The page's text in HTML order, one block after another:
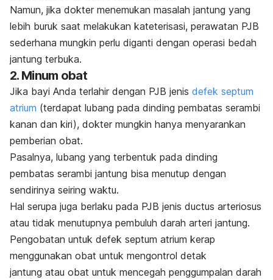
Namun, jika dokter menemukan masalah jantung yang
lebih buruk saat melakukan kateterisasi, perawatan PJB
sederhana mungkin perlu diganti dengan operasi bedah
jantung terbuka.
2. Minum obat
Jika bayi Anda terlahir dengan PJB jenis defek septum
atrium (terdapat lubang pada dinding pembatas serambi
kanan dan kiri), dokter mungkin hanya menyarankan
pemberian obat.
Pasalnya, lubang yang terbentuk pada dinding
pembatas serambi jantung bisa menutup dengan
sendirinya seiring waktu.
Hal serupa juga berlaku pada PJB jenis ductus arteriosus
atau tidak menutupnya pembuluh darah arteri jantung.
Pengobatan untuk defek septum atrium kerap
menggunakan obat untuk mengontrol detak
jantung atau obat untuk mencegah penggumpalan darah